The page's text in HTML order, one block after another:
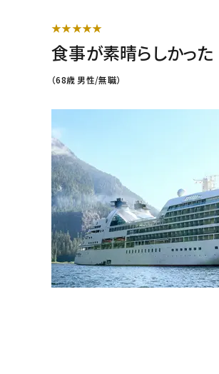
★★★★★
食事が素晴らしかった
（68歳 男性/無職）